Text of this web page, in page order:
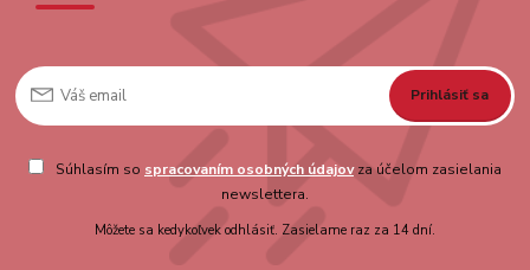
Prihlásiť sa
Súhlasím so spracovaním osobných údajovza účelom zasielania
newslettera.
Môžete sa kedykoľvek odhlásiť. Zasielame raz za 14 dní.